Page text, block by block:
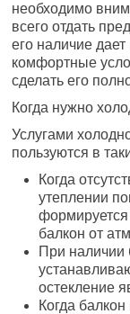
необходимо
всего отдать
его наличие
комфортные
сделать его
Когда нужно
Услугами
пользуются в
Когда
утеплении
балкон от
При наличии
остекление
Когда